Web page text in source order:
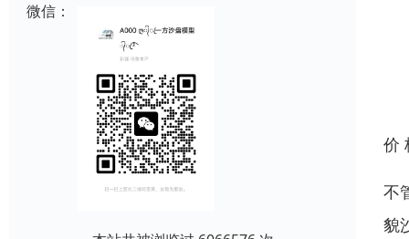
微信：
价
不
貌